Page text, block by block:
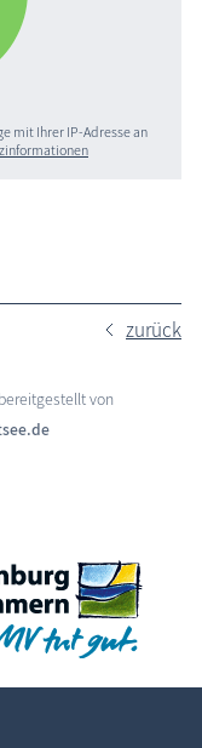
mit Ihrer IP-Adresse an
zurück
bereitgestellt von